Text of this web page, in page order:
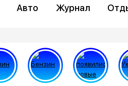
Авто Журнал